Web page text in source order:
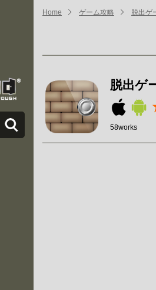
Home ゲーム攻略 脱出ゲ
脱出ゲ
58works